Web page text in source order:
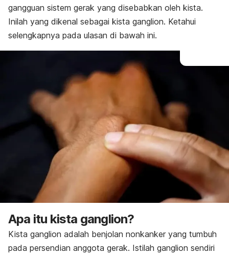
gangguan sistem gerak yang disebabkan oleh kista.
Inilah yang dikenal sebagai kista ganglion. Ketahui
selengkapnya pada ulasan di bawah ini.
Apa itu kista ganglion?
Kista ganglion adalah benjolan nonkanker yang tumbuh
pada persendian anggota gerak. Istilah ganglion sendiri